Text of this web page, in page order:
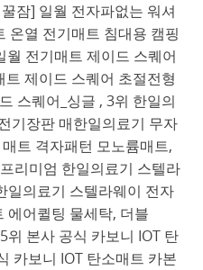
잠] 일월 전자파없는 워셔
온열 전기매트 침대용 캠핑
전기매트 제이드 스퀘어
제이드 스퀘어 초절전형
스퀘어_싱글 , 3위 한일의
기장판 매한일의료기 무자
트 격자패턴 모노륨매트,
리미엄 한일의료기 스텔라
일의료기 스텔라웨이 전자
에어퀼팅 물세탁, 더블
본사 공식 카보니 IOT 탄
카보니 IOT 탄소매트 카본